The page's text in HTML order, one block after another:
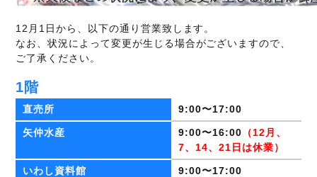
12月1日から、以下の通り営業致します。
なお、状況によって変更が生じる場合がございますので、
ご了承ください。
1階
直売所 9:00〜17:00
矢仲水産 9:00〜16:00 （12月、
7、14、21日は休業）
いわし資料館 9:00〜17:00